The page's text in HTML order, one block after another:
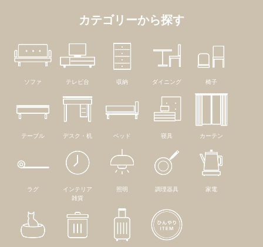
カテゴリーから探す
ソファ テレビ台 収納 ダイニング 椅子
テーブル デスク・机 ベッド 寝具 カーテン
ラグ
インテリア
雑貨
照明 調理器具 家電